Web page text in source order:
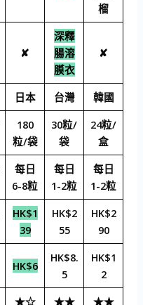
榴
✘
深釋
腸溶
膜衣
✘
日本 台灣 韓國
180
粒/袋
30粒/
袋
24粒/
盒
每日
6-8粒
每日
1-2粒
每日
1-2粒
HK$1
39
HK$2
55
HK$2
90
HK$6
HK$8.
5
HK$1
2
★☆
★★
★★